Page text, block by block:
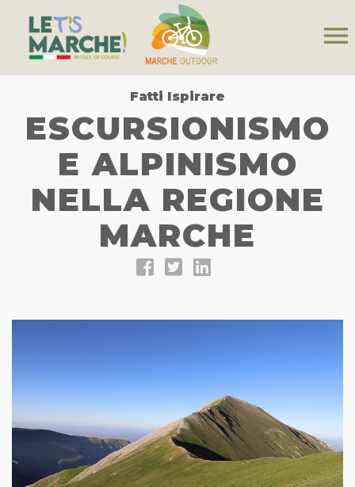
menu
Fatti Ispirare
ESCURSIONISMO
E ALPINISMO
NELLA REGIONE
MARCHE